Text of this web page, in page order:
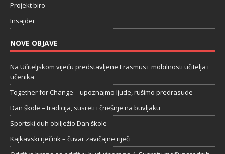
Projekt biro
Insajder
NOVE OBJAVE
Na Učiteljskom vijeću predstavljene Erasmus+ mobilnosti učitelja i
učenika
Together for Change – upoznajmo ljude, rušimo predrasude
Dan škole – tradicija, susreti i čriešnje na buvljaku
Sportski duh obilježio Dan škole
Kajkavski rječnik – čuvar zavičajne riječi